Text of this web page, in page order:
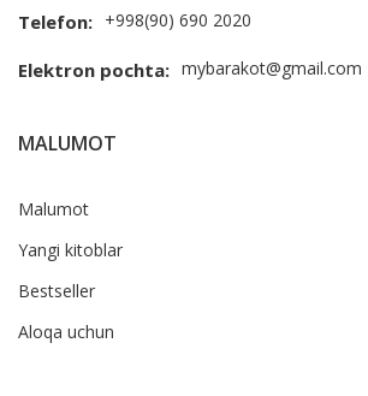
Telefon: +998(90) 690 2020
Elektron pochta: mybarakot@gmail.com
MALUMOT
Malumot
Yangi kitoblar
Bestseller
Aloqa uchun